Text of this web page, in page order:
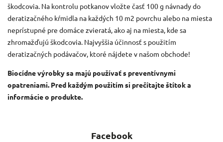
škodcovia. Na kontrolu potkanov vložte časť 100 g návnady do
deratizačného kŕmidla na každých 10 m2 povrchu alebo na miesta
neprístupné pre domáce zvieratá, ako aj na miesta, kde sa
zhromažďujú škodcovia. Najvyššia účinnosť s použitím
deratizačných podávačov, ktoré nájdete v našom obchode!
Biocídne výrobky sa majú používať s preventívnymi
opatreniami. Pred každým použitím si prečítajte štítok a
informácie o produkte.
Facebook